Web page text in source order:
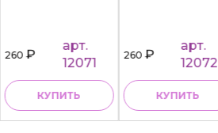
260₽
арт.
12071
КУПИТЬ
260₽
арт.
12072
КУПИТЬ